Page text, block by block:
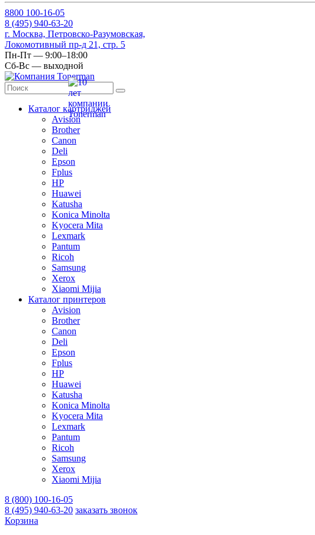
8800 100-16-05
8 (495) 940-63-20
г. Москва, Петровско-Разумовская,
Локомотивный пр-д 21, стр. 5
Пн-Пт — 9:00–18:00
Сб-Вс — выходной
Каталог картриджей
Avision
Brother
Canon
Deli
Epson
Fplus
HP
Huawei
Katusha
Konica Minolta
Kyocera Mita
Lexmark
Pantum
Ricoh
Samsung
Xerox
Xiaomi Mijia
Каталог принтеров
Avision
Brother
Canon
Deli
Epson
Fplus
HP
Huawei
Katusha
Konica Minolta
Kyocera Mita
Lexmark
Pantum
Ricoh
Samsung
Xerox
Xiaomi Mijia
8 (800) 100-16-05
8 (495) 940-63-20 заказать звонок
Корзина